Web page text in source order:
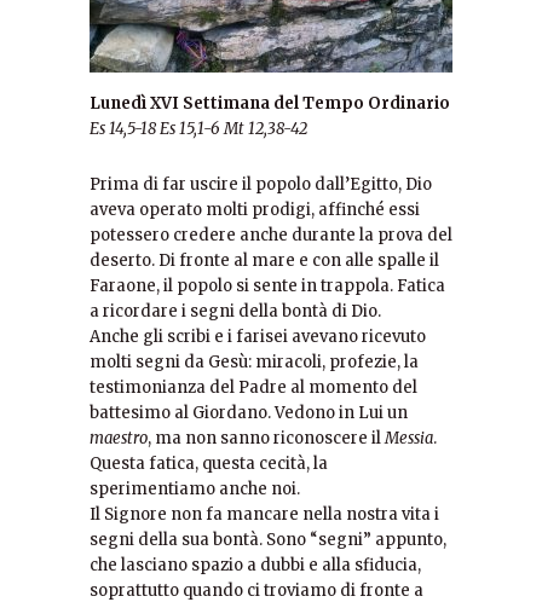
Lunedì XVI Settimana del Tempo Ordinario
Es 14,5-18Es 15,1-6 Mt 12,38-42
Prima di far uscire il popolo dall’Egitto, Dio
aveva operato molti prodigi, affinché essi
potessero credere anche durante la prova del
deserto. Di fronte al mare e con alle spalle il
Faraone, il popolo si sente in trappola. Fatica
a ricordare i segni della bontà di Dio.
Anche gli scribi e i farisei avevano ricevuto
molti segni da Gesù: miracoli, profezie, la
testimonianza del Padre al momento del
battesimo al Giordano. Vedono in Lui un
maestro, ma non sanno riconoscere ilMessia.
Questa fatica, questa cecità, la
sperimentiamo anche noi.
Il Signore non fa mancare nella nostra vita i
segni della sua bontà. Sono “segni” appunto,
che lasciano spazio a dubbi e alla sfiducia,
soprattutto quando ci troviamo di fronte a